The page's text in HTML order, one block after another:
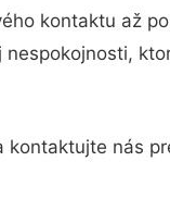
kontaktu až
nás